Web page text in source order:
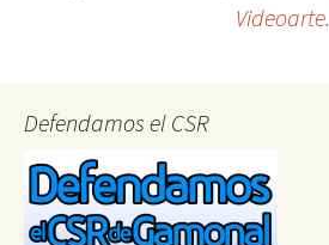
navigation
Defendamos el CSR